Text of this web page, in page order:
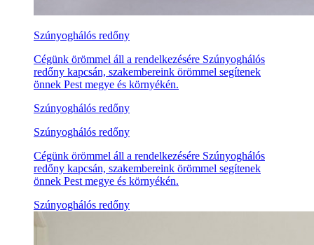
Szúnyoghálós redőny
Cégünk örömmel áll a rendelkezésére Szúnyoghálós
redőny kapcsán, szakembereink örömmel segítenek
önnek Pest megye és környékén.
Szúnyoghálós redőny
Szúnyoghálós redőny
Cégünk örömmel áll a rendelkezésére Szúnyoghálós
redőny kapcsán, szakembereink örömmel segítenek
önnek Pest megye és környékén.
Szúnyoghálós redőny